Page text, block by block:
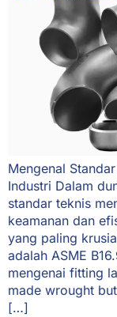
Mengenal
Industri Dalam
standar teknis
keamanan dan
yang paling
adalah ASME
mengenai fitting
made wrought
[…]